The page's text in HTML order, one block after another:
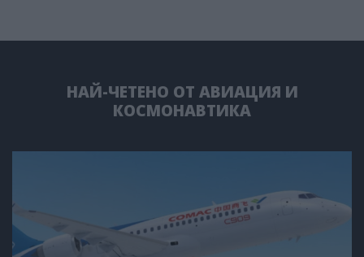
НАЙ-ЧЕТЕНО ОТ АВИАЦИЯ И
КОСМОНАВТИКА